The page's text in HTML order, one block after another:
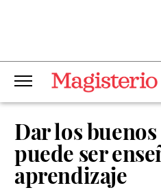
Dar los
puede ser
aprendizaje